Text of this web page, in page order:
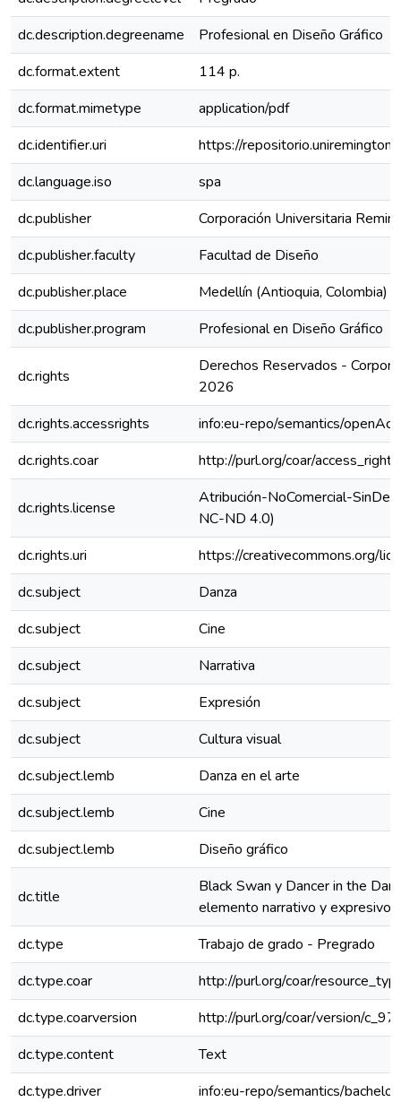
dc.description.degreename
Profesional en Diseño Gráfico
dc.format.extent
114 p.
dc.format.mimetype
application/pdf
dc.identifier.uri
https://
dc.language.iso
spa
dc.publisher
Corporación Universitaria
dc.publisher.faculty
Facultad de Diseño
dc.publisher.place
Medellín (Antioquia, Colombia)
dc.publisher.program
Profesional en Diseño Gráfico
dc.rights
Derechos Reservados -
2026
dc.rights.accessrights
info:eu-repo/semantics/
dc.rights.coar
http://purl.org/coar/
dc.rights.license
Atribución-NoComercial-
NC-ND 4.0)
dc.rights.uri
https://creativecommons.org/
dc.subject
Danza
dc.subject
Cine
dc.subject
Narrativa
dc.subject
Expresión
dc.subject
Cultura visual
dc.subject.lemb
Danza en el arte
dc.subject.lemb
Cine
dc.subject.lemb
Diseño gráfico
dc.title
Black Swan y Dancer in the
elemento narrativo y expresivo
dc.type
Trabajo de grado - Pregrado
dc.type.coar
http://purl.org/coar/
dc.type.coarversion
http://purl.org/coar/version/
dc.type.content
Text
dc.type.driver
info:eu-repo/semantics/